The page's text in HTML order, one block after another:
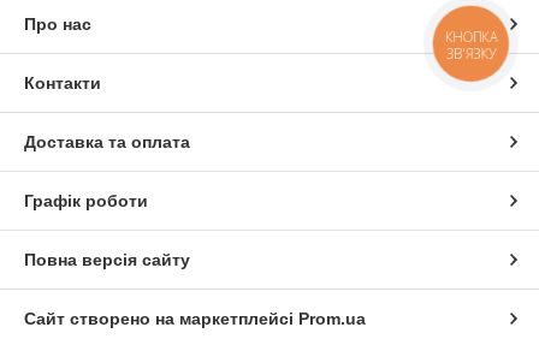
Про нас
Контакти
Доставка та оплата
Графік роботи
Повна версія сайту
Сайт створено на маркетплейсі Prom.ua
КНОПКА
ЗВ'ЯЗКУ